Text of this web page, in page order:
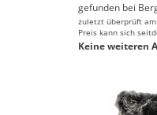
gefunden bei
zuletzt überprüft
Preis kann sich
Keine weiteren